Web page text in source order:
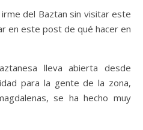
del Baztan sin visitar este
en este post de qué hacer en
lleva abierta desde
para la gente de la zona,
se ha hecho muy